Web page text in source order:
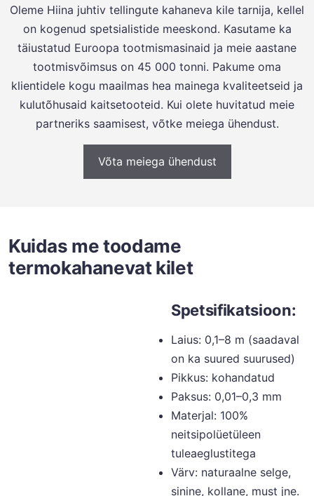
Oleme Hiina juhtiv tellingute kahaneva kile tarnija, kellel
on kogenud spetsialistide meeskond. Kasutame ka
täiustatud Euroopa tootmismasinaid ja meie aastane
tootmisvõimsus on 45 000 tonni. Pakume oma
klientidele kogu maailmas hea mainega kvaliteetseid ja
kulutõhusaid kaitsetooteid. Kui olete huvitatud meie
partneriks saamisest, võtke meiega ühendust.
Võta meiega ühendust
Kuidas me toodame
termokahanevat kilet
Spetsifikatsioon:
Laius: 0,1–8 m (saadaval
on ka suured suurused)
Pikkus: kohandatud
Paksus: 0,01–0,3 mm
Materjal: 100%
neitsipolüetüleen
tuleaeglustitega
Värv: naturaalne selge,
sinine, kollane, must jne.